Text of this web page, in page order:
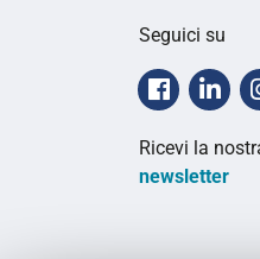
Seguici su
Ricevi la
newsletter